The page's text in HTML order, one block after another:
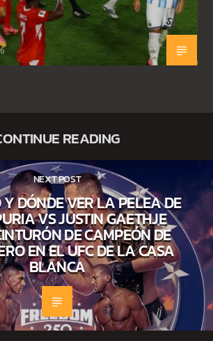
READING
NEXT POST
DÓNDE VER LA PELEA DE
VS JUSTIN GAETHJE
DE CAMPEÓN DE
EN EL UFC DE LA CASA
BLANCA